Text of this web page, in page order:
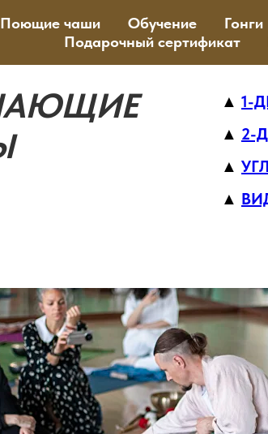
Поющие чаши Обучение Гонги
Подарочный сертификат
▲ 1-
▲ 2-
▲
▲